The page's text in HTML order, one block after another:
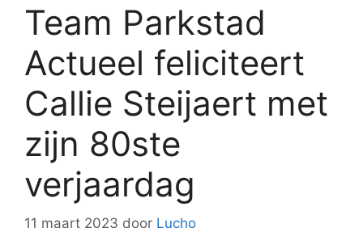
Team Parkstad
Actueel feliciteert
Callie Steijaert met
zijn 80ste
verjaardag
11 maart 2023 door Lucho